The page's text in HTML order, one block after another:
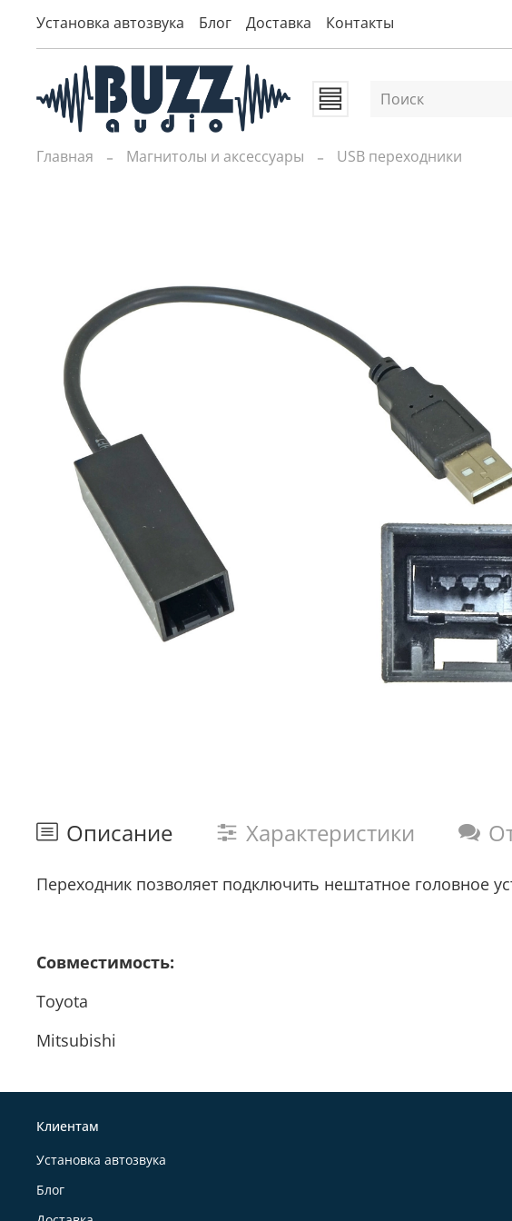
Установка автозвука Блог Доставка Контакты
Главная Магнитолы и аксессуары USB переходники
Описание Характеристики
Переходник позволяет подключить нештатное головное
Совместимость:
Toyota
Mitsubishi
Клиентам
Установка автозвука
Блог